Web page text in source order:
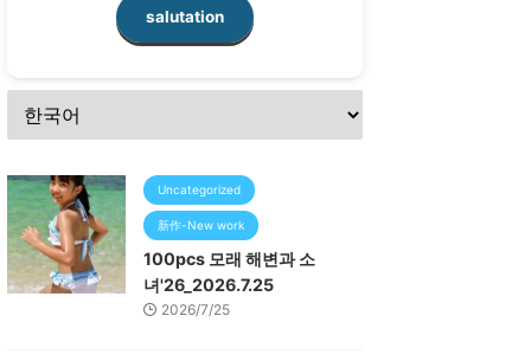
salutation
Uncategorized
新作-New work
100pcs 모래 해변과 소
녀'26_2026.7.25
2026/7/25